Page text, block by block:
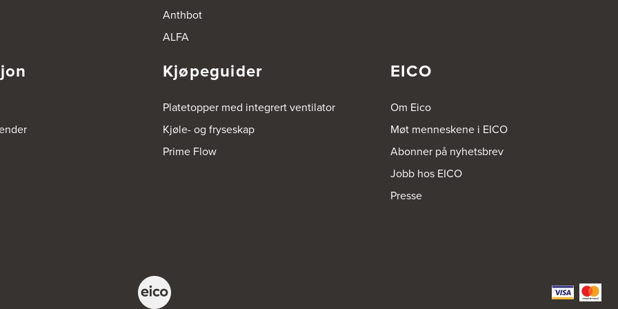
Anthbot
ALFA
Kjøpeguider
Platetopper med integrert ventilator
Kjøle- og fryseskap
Prime Flow
EICO
Om Eico
Møt menneskene i EICO
Abonner på nyhetsbrev
Jobb hos EICO
Presse